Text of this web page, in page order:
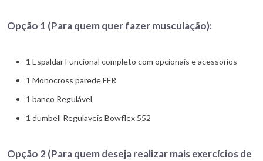
Opção 1 (Para quem quer fazer musculação):
1 Espaldar Funcional completo com opcionais e acessorios
1 Monocross parede FFR
1 banco Regulável
1 dumbell Regulaveis Bowflex 552
Opção 2 (Para quem deseja realizar mais exercícios de